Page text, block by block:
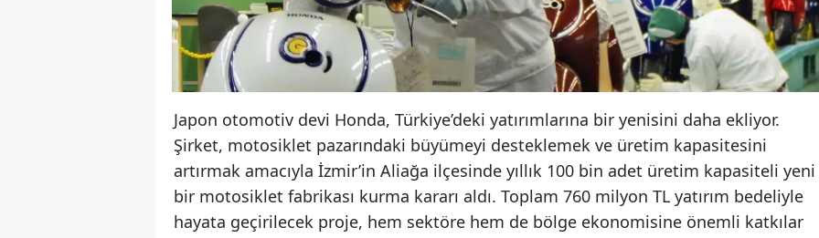
Japon otomotiv devi Honda, Türkiye’deki yatırımlarına bir yenisini daha ekliyor.
Şirket, motosiklet pazarındaki büyümeyi desteklemek ve üretim kapasitesini
artırmak amacıyla İzmir’in Aliağa ilçesinde yıllık 100 bin adet üretim kapasiteli yeni
bir motosiklet fabrikası kurma kararı aldı. Toplam 760 milyon TL yatırım bedeliyle
hayata geçirilecek proje, hem sektöre hem de bölge ekonomisine önemli katkılar